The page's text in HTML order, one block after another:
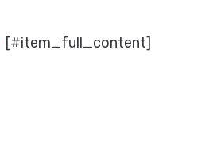
[#item_full_content]